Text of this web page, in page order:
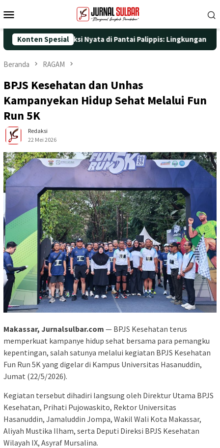
ke
Mobile
Konten Spesial
dengan Aksi Nyata di Pantai Palippis: Lingkungan dan
Beranda RAGAM
BPJS Kesehatan dan Unhas
Kampanyekan Hidup Sehat Melalui Fun
Run 5K
Redaksi
22 Mei 2026
Makassar, Jurnalsulbar.com — BPJS Kesehatan terus
memperkuat kampanye hidup sehat bersama para pemangku
kepentingan, salah satunya melalui kegiatan BPJS Kesehatan
Fun Run 5K yang digelar di Kampus Universitas Hasanuddin,
Jumat (22/5/2026).
Kegiatan tersebut dihadiri langsung oleh Direktur Utama BPJS
Kesehatan, Prihati Pujowaskito, Rektor Universitas
Hasanuddin, Jamaluddin Jompa, Wakil Wali Kota Makassar,
Aliyah Mustika Ilham, serta Deputi Direksi BPJS Kesehatan
Wilayah IX, Asyraf Mursalina.